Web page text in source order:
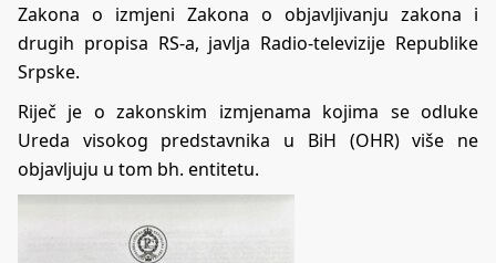
Zakona o izmjeni Zakona o objavljivanju zakona i
drugih propisa RS-a, javlja Radio-televizije Republike
Srpske.
Riječ je o zakonskim izmjenama kojima se odluke
Ureda visokog predstavnika u BiH (OHR) više ne
objavljuju u tom bh. entitetu.